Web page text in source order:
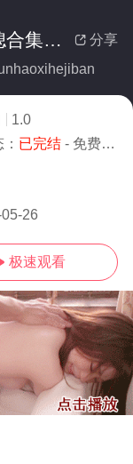
 分享
都市至尊豪媳合集版(全集)
1.0
已完结- 免费在线观看
26
 极速观看